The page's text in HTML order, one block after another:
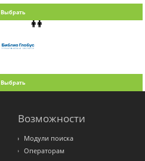
Выбрать
Выбрать
Возможности
Модули поиска
Операторам